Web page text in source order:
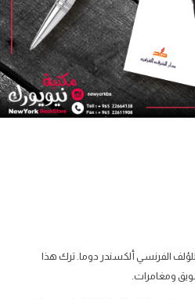
الفرنسي ألكسندر دوما. ترك هذا
ومغامرات.